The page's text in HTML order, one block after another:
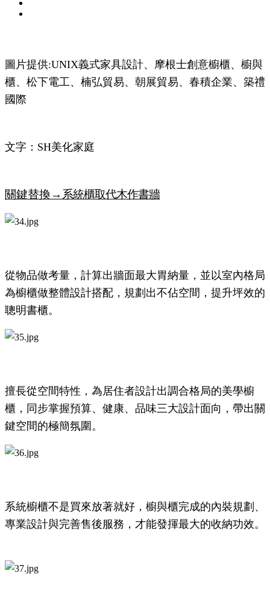
圖片提供:UNIX義式家具設計、摩根士創意櫥櫃、櫥與
櫃、松下電工、楠弘貿易、朝展貿易、春積企業、築禮
國際
文字：SH美化家庭
關鍵替換→ 系統櫃取代木作書牆
從物品做考量，計算出牆面最大胃納量，並以室內格局
為櫥櫃做整體設計搭配，規劃出不佔空間，提升坪效的
聰明書櫃。
擅長從空間特性，為居住者設計出調合格局的美學櫥
櫃，同步掌握預算、健康、品味三大設計面向，帶出關
鍵空間的極簡氛圍。
系統櫥櫃不是買來放著就好，櫥與櫃完成的內裝規劃、
專業設計與完善售後服務，才能發揮最大的收納功效。